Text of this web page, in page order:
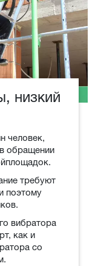
низкий
человек,
обращении
требуют
поэтому
вибратора
как и
со